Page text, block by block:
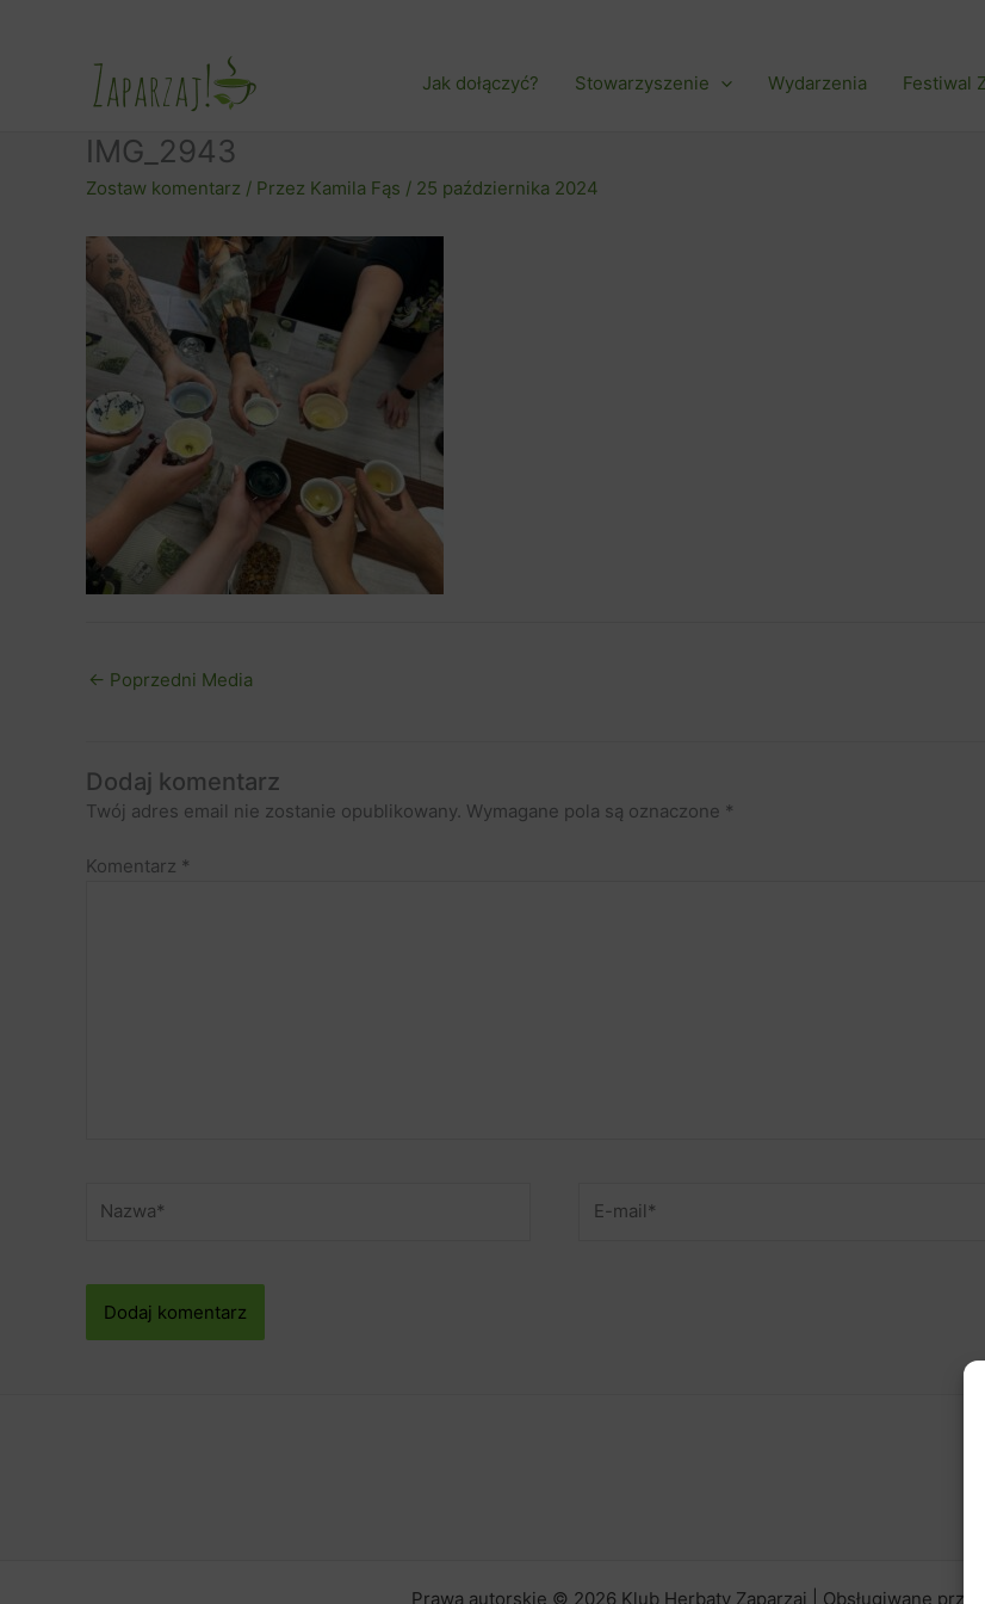
Jak dołączyć? Stowarzyszenie Wydarzenia Festiwal
IMG_2943
Zostaw komentarz / Przez Kamila Fąs / 25 października 2024
← Poprzedni Media
Dodaj komentarz
Twój adres email nie zostanie opublikowany. Wymagane pola są oznaczone *
Komentarz *
mail*
Prawa autorskie © 2026 Klub Herbaty Zaparzaj | Obsługiwane przez